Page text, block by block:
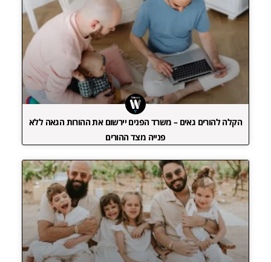
הקלה להורים גאים – משרד הפנים יירשום את ההורות הגאה ללא
פנייה מצד ההורים